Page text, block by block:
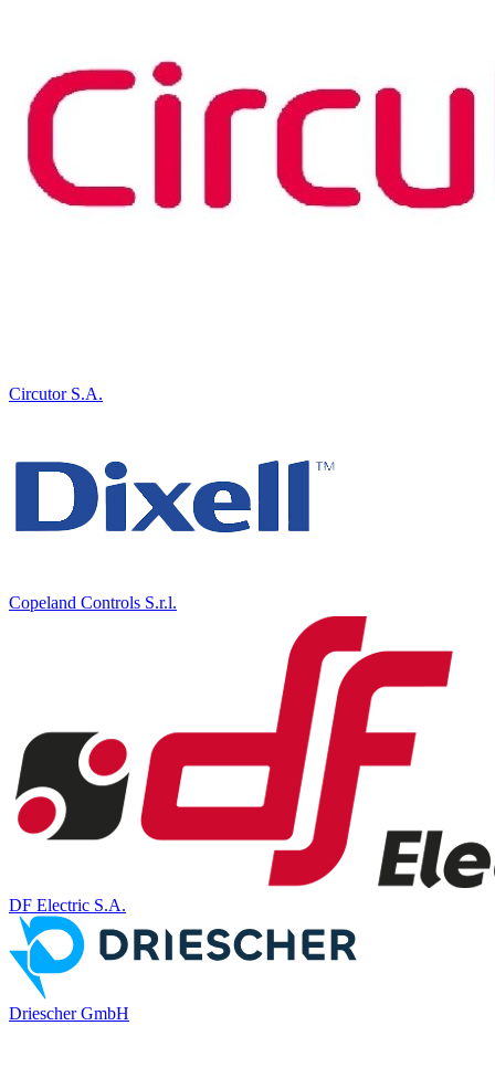
Circutor S.A.
Copeland Controls S.r.l.
DF Electric S.A.
Driescher GmbH